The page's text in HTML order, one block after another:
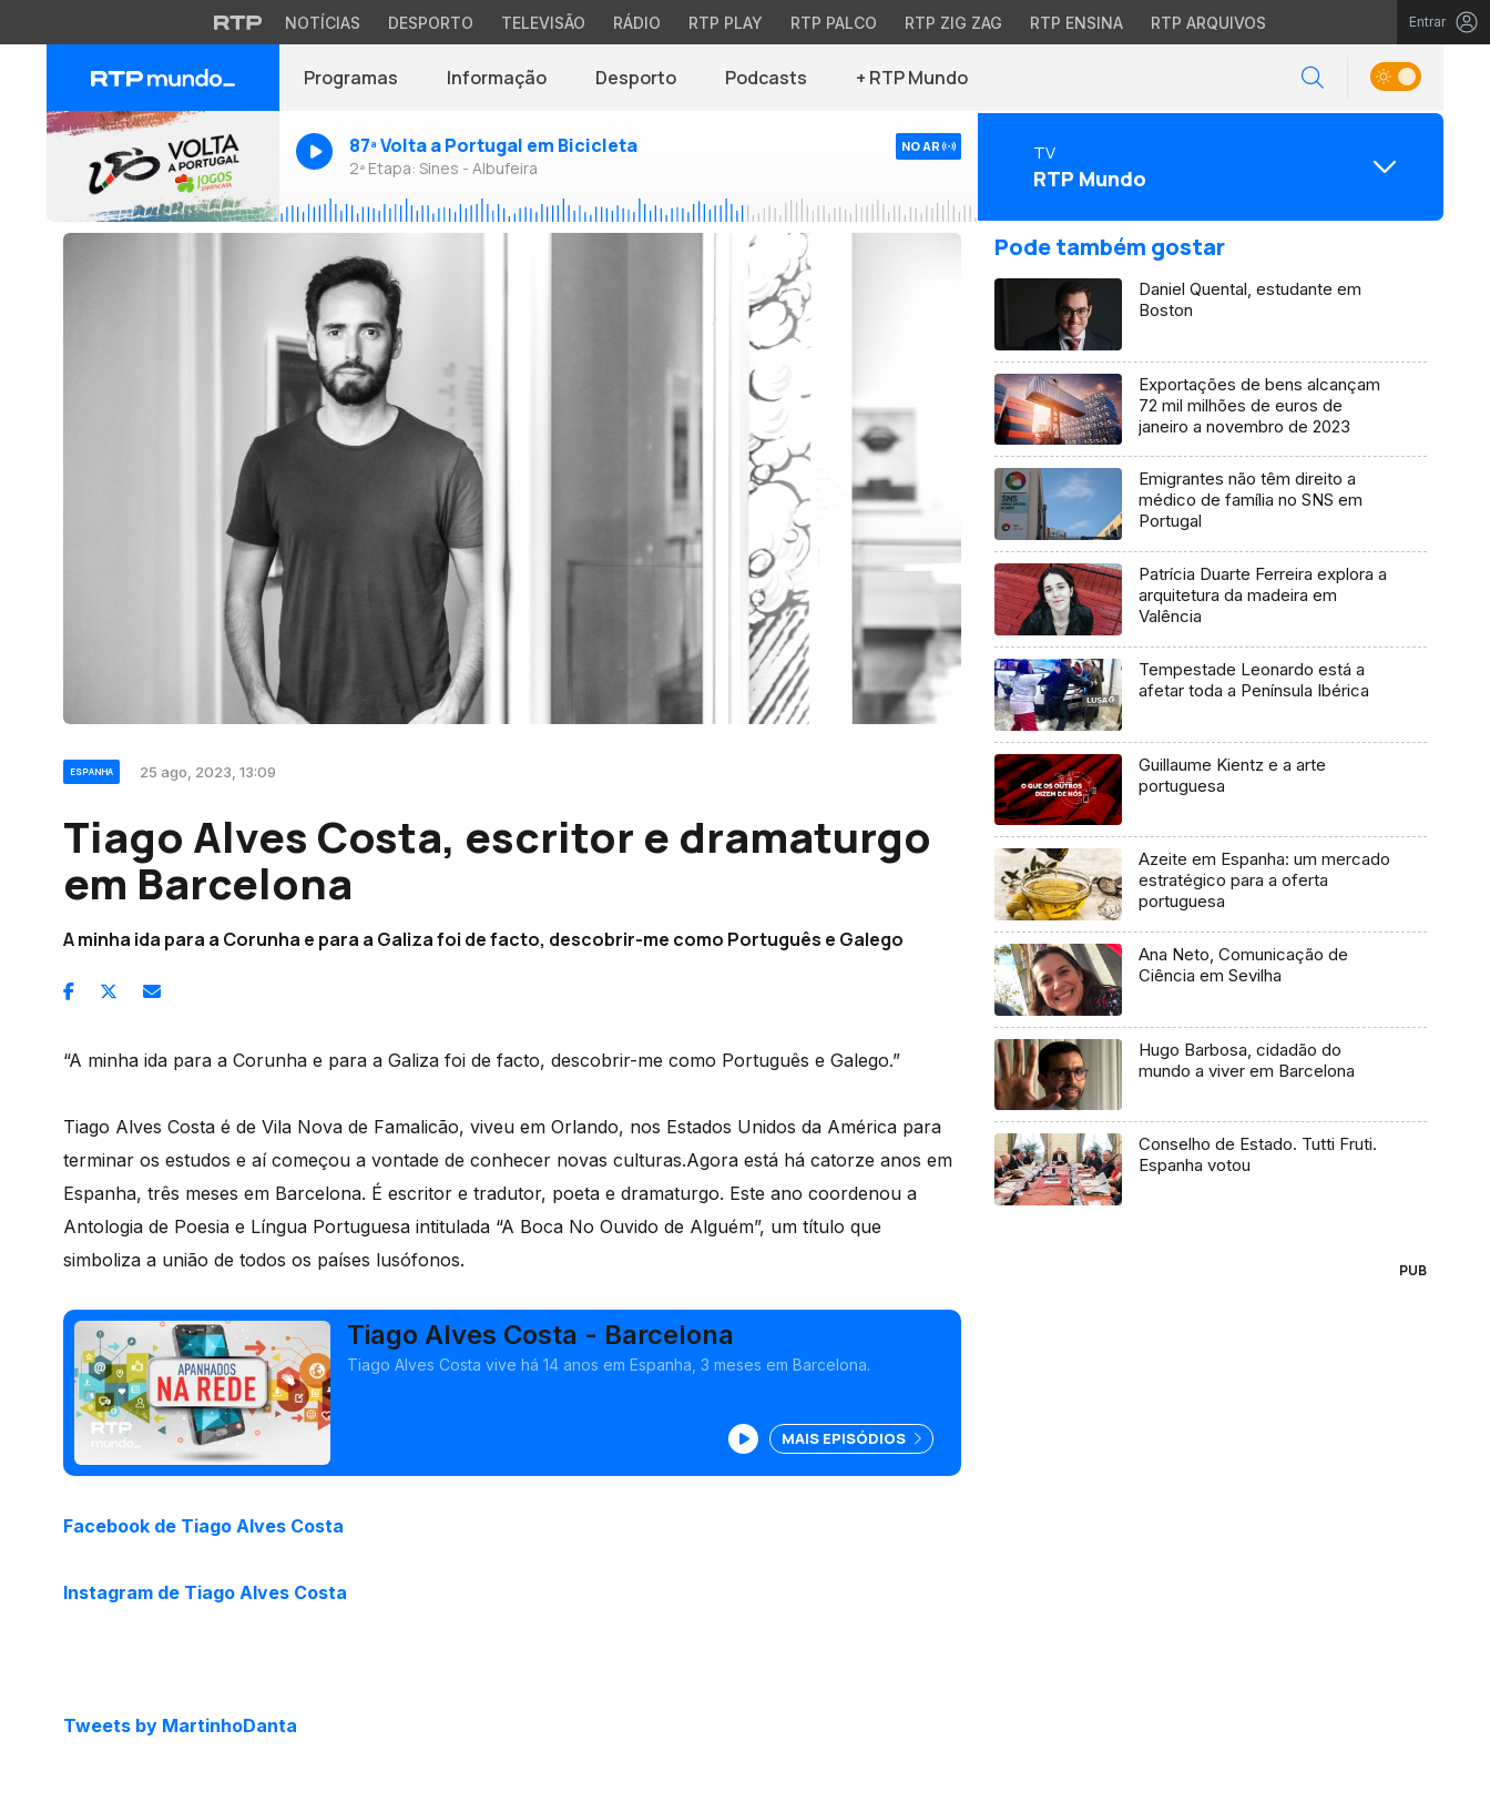
NOTÍCIAS DESPORTO TELEVISÃO RÁDIO RTP PLAY RTP PALCO RTP ZIG ZAG RTP ENSINA RTP ARQUIVOS Entrar
Programas Informação Desporto Podcasts + RTP Mundo
87ª Volta a Portugal em Bicicleta
2ª Etapa: Sines - Albufeira
NO AR TV
RTP Mundo
ESPANHA 25 ago, 2023, 13:09
Tiago Alves Costa, escritor e dramaturgo
em Barcelona
A minha ida para a Corunha e para a Galiza foi de facto, descobrir-me como Português e Galego
“A minha ida para a Corunha e para a Galiza foi de facto, descobrir-me como Português e Galego.”
Tiago Alves Costa é de Vila Nova de Famalicão, viveu em Orlando, nos Estados Unidos da América para
terminar os estudos e aí começou a vontade de conhecer novas culturas.Agora está há catorze anos em
Espanha, três meses em Barcelona. É escritor e tradutor, poeta e dramaturgo. Este ano coordenou a
Antologia de Poesia e Língua Portuguesa intitulada “A Boca No Ouvido de Alguém”, um título que
simboliza a união de todos os países lusófonos.
Tiago Alves Costa - Barcelona
Tiago Alves Costa vive há 14 anos em Espanha, 3 meses em Barcelona.
MAIS EPISÓDIOS
Facebook de Tiago Alves Costa
Instagram de Tiago Alves Costa
Tweets by MartinhoDanta
Pode também gostar
Daniel Quental, estudante em
Boston
Exportações de bens alcançam
72 mil milhões de euros de
janeiro a novembro de 2023
Emigrantes não têm direito a
médico de família no SNS em
Portugal
Patrícia Duarte Ferreira explora a
arquitetura da madeira em
Valência
Tempestade Leonardo está a
afetar toda a Península Ibérica
Guillaume Kientz e a arte
portuguesa
Azeite em Espanha: um mercado
estratégico para a oferta
portuguesa
Ana Neto, Comunicação de
Ciência em Sevilha
Hugo Barbosa, cidadão do
mundo a viver em Barcelona
Conselho de Estado. Tutti Fruti.
Espanha votou
PUB